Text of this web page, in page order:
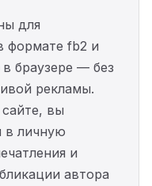
для
формате fb2 и
браузере — без
рекламы.
вы
в личную
и
автора